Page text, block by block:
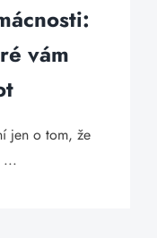
vám
jen o tom, že
...